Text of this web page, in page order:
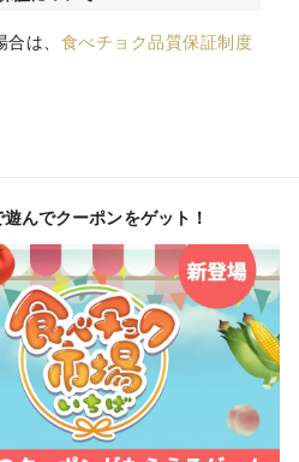
は、 食べチョク品質保証制度
んでクーポンをゲット！